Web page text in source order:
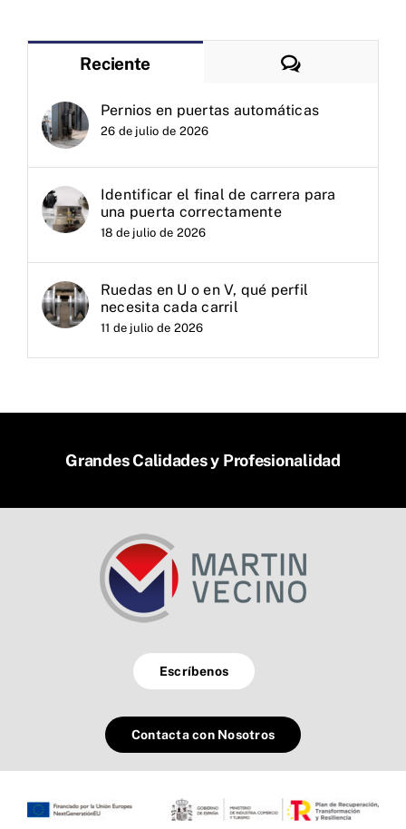
Reciente Comentarios
Pernios en puertas automáticas
26 de julio de 2026
Identificar el final de carrera para
una puerta correctamente
18 de julio de 2026
Ruedas en U o en V, qué perfil
necesita cada carril
11 de julio de 2026
Grandes Calidades y Profesionalidad
Escríbenos
Contacta con Nosotros